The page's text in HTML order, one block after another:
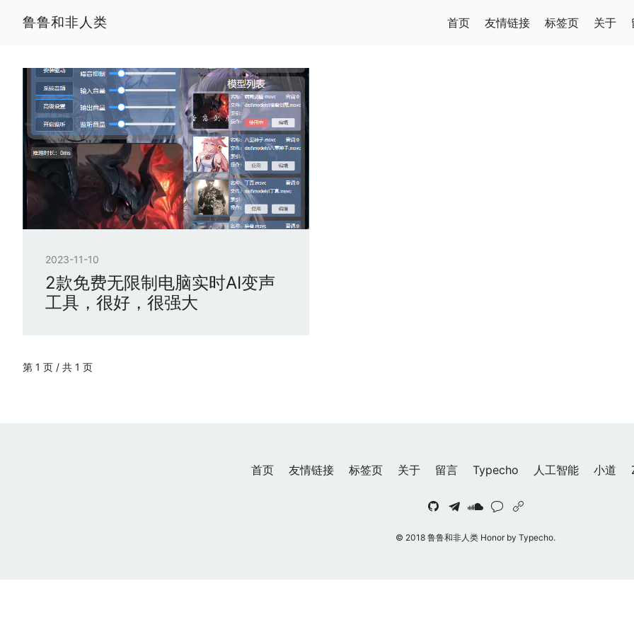
鲁鲁和非人类 首页 友情链接 标签页 关于
2023-11-10
2款免费无限制电脑实时AI变声
工具，很好，很强大
第 1 页 / 共 1 页
首页 友情链接 标签页 关于 留言 Typecho 人工智能 小道
© 2018 鲁鲁和非人类 Honor by Typecho.